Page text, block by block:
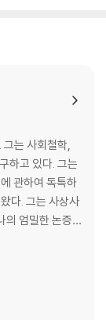
닌가 99
102
나쁜 것이 되는
그는 사회철학,
하고 있다. 그는
관하여 독특하
다. 그는 사상사
의 엄밀한 논증으
이 책 『태어
서도 격렬한 논